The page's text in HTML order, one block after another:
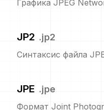
Графика JPEG
JP2 .jp2
Синтаксис файла
JPE .jpe
Формат Joint